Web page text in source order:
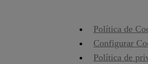
Política de
Configurar
Política de